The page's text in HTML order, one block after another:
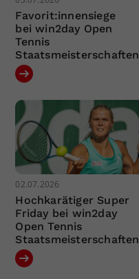
Favorit:innensiege
bei win2day Open
Tennis
Staatsmeisterschaften
02.07.2026
Hochkarätiger Super
Friday bei win2day
Open Tennis
Staatsmeisterschaften